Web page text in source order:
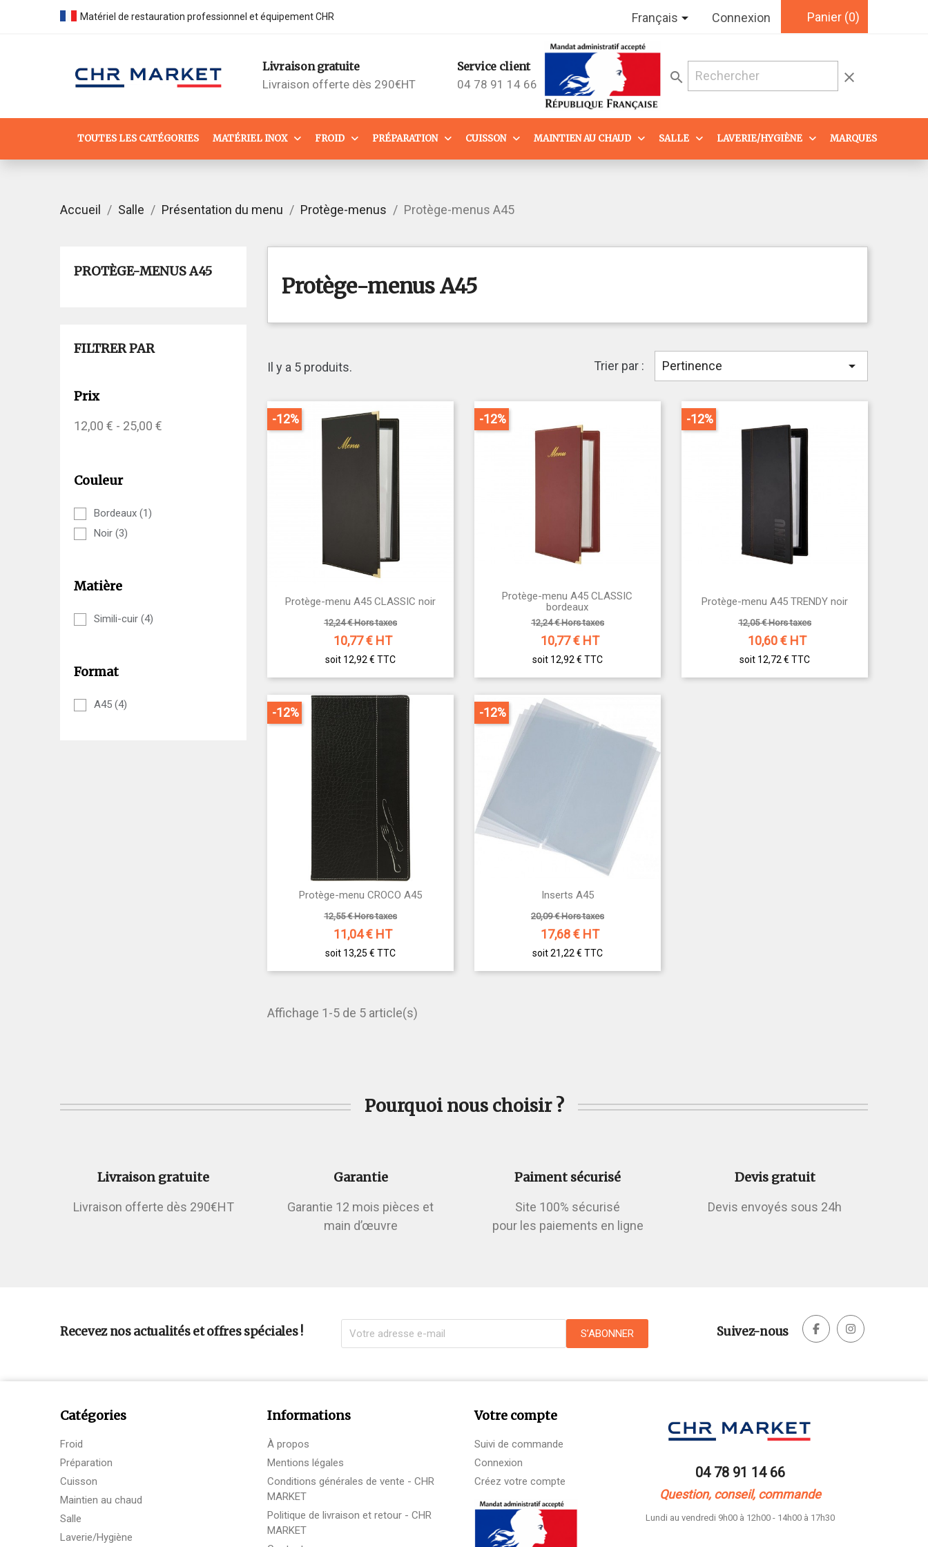
Matériel de restauration professionnel et équipement CHR Français Connexion Panier (0)
Livraison gratuite
Livraison offerte dès 290€HT
Service client
04 78 91 14 66
search clear
TOUTES LES CATÉGORIES MATÉRIEL INOX FROID PRÉPARATION CUISSON MAINTIEN AU CHAUD SALLE LAVERIE/HYGIÈNE MARQUES
Accueil Salle Présentation du menu Protège-menus Protège-menus A45
PROTÈGE-MENUS A45
FILTRER PAR
Prix
12,00 € - 25,00 €
Couleur
Bordeaux (1)
Noir (3)
Matière
Simili-cuir (4)
Format
A45 (4)
Protège-menus A45
Il y a 5 produits. Trier par : Pertinence 
Aperçu rapide
Protège-menu A45 CLASSIC noir
12,24 € Hors taxes
10,77€ HT
soit 12,92 € TTC
-12%
 Aperçu rapide
Protège-menu A45 CLASSIC
bordeaux
12,24 € Hors taxes
10,77€ HT
soit 12,92 € TTC
-12%
Aperçu rapide
Protège-menu A45 TRENDY noir
12,05 € Hors taxes
10,60€ HT
soit 12,72 € TTC
-12%
Aperçu rapide
Protège-menu CROCO A45
12,55 € Hors taxes
11,04€ HT
soit 13,25 € TTC
-12%
Aperçu rapide
Inserts A45
20,09 € Hors taxes
17,68€ HT
soit 21,22 € TTC
-12%
Affichage 1-5 de 5 article(s)
Pourquoi nous choisir ?
Livraison gratuite
Livraison offerte dès 290€HT
Garantie
Garantie 12 mois pièces et
main d’œuvre
Paiment sécurisé
Site 100% sécurisé
pour les paiements en ligne
Devis gratuit
Devis envoyés sous 24h
Recevez nos actualités et offres spéciales ! Suivez-nous  
Catégories
Froid
Préparation
Cuisson
Maintien au chaud
Salle
Laverie/Hygiène
Informations
À propos
Mentions légales
Conditions générales de vente - CHR
MARKET
Politique de livraison et retour - CHR
MARKET
Votre compte
Suivi de commande
Connexion
Créez votre compte
04 78 91 14 66
Question, conseil, commande
Lundi au vendredi 9h00 à 12h00 - 14h00 à 17h30